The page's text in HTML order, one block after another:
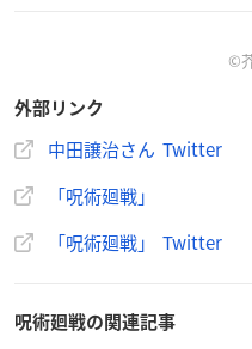
高専教師や補助監督など、
ダウンロードはこちらから▼
witter.com/FniQmvP4xw
2022
©
外部リンク
中田譲治さん Twitter
「呪術廻戦」
「呪術廻戦」 Twitter
呪術廻戦の関連記事